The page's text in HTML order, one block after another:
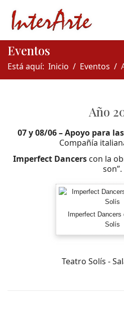
Eventos
Está aquí: Inicio Eventos
Año
07 y 08/06 – Apoyo para
Compañía
Imperfect Dancers con la
son”.
Imperfect Dancers
Solís
Teatro Solís -